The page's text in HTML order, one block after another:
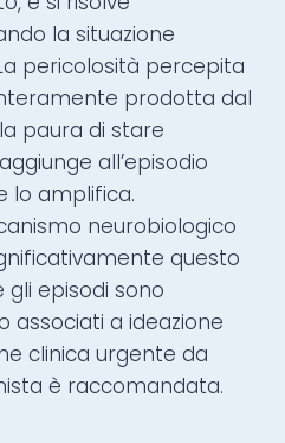
la situazione
pericolosità percepita
prodotta dal
paura di stare
all’episodio
lo amplifica.
neurobiologico
questo
gli episodi sono
associati a ideazione
clinica urgente da
è raccomandata.